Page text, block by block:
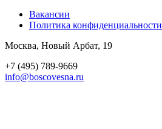
Вакансии
Политика конфиден­циальности
Москва, Новый Арбат, 19
+7 (495) 789-9669
info@boscovesna.ru